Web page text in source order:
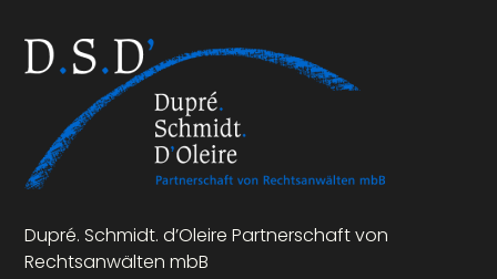
Dupré. Schmidt. d’Oleire Partnerschaft von
Rechtsanwälten mbB